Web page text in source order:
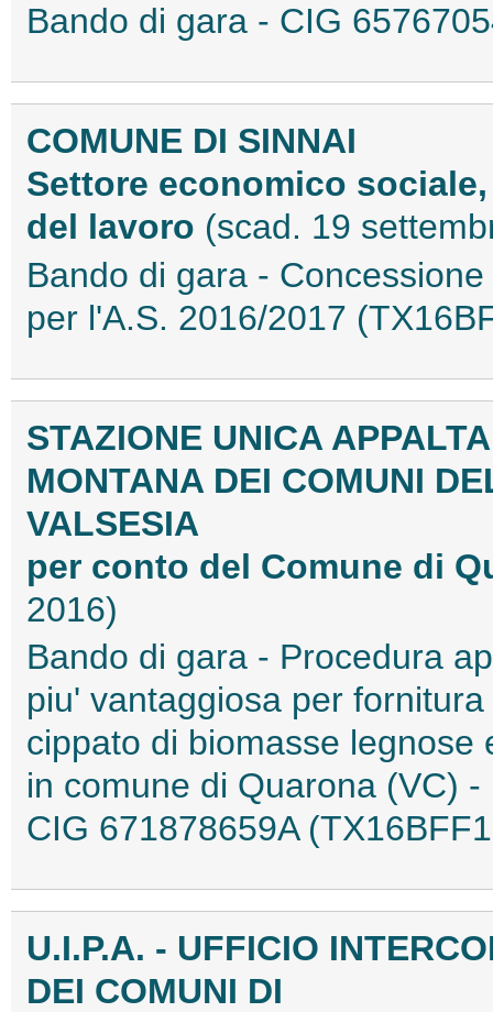
Bando di gara - CIG
COMUNE DI SINNAI
Settore economico
del lavoro (scad. 19
Bando di gara -
per l'A.S. 2016/2017
STAZIONE UNICA
MONTANA DEI COMUNI
VALSESIA
per conto del Comune di
2016)
Bando di gara - Procedura
piu' vantaggiosa per
cippato di biomasse legnose
in comune di Quarona (VC)
CIG 671878659A
U.I.P.A. - UFFICIO
DEI COMUNI DI